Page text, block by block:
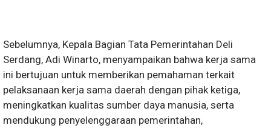
Sebelumnya, Kepala Bagian Tata Pemerintahan Deli
Serdang, Adi Winarto, menyampaikan bahwa kerja sama
ini bertujuan untuk memberikan pemahaman terkait
pelaksanaan kerja sama daerah dengan pihak ketiga,
meningkatkan kualitas sumber daya manusia, serta
mendukung penyelenggaraan pemerintahan,